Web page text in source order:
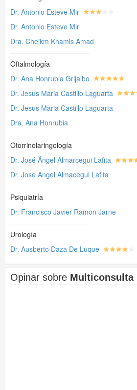
Dr. Antonio Esteve Mir
Dr. Antonio Esteve Mir
Dra. Cheikm Khamis Amad
Oftalmología
Dr. Ana Honrubia Grijalbo
Dr. Jesus Maria Castillo Laguarta
Dr. Jesus Maria Castillo Laguarta
Dra. Ana Honrubia
Otorrinolaringología
Dr. José Ángel Almarcegui Lafita
Dr. Jose Angel Almacegui Lafita
Psiquiatría
Dr. Francisco Javier Ramon Jarne
Urología
Dr. Ausberto Daza De Luque
Opinar sobre Multiconsulta